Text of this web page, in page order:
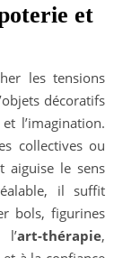
et
les tensions
décoratifs
l’imagination.
collectives ou
aiguise le sens
il suffit
bols, figurines
l’art-thérapie,